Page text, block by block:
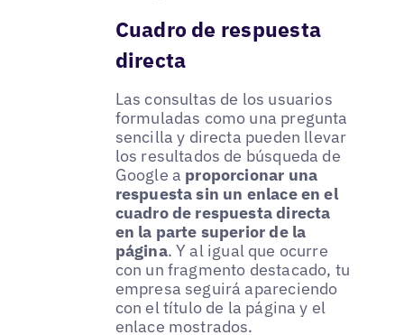
Cuadro de respuesta
directa
Las consultas de los usuarios
formuladas como una pregunta
sencilla y directa pueden llevar
los resultados de búsqueda de
Google a proporcionar una
respuesta sin un enlace en el
cuadro de respuesta directa
en la parte superior de la
página. Y al igual que ocurre
con un fragmento destacado, tu
empresa seguirá apareciendo
con el título de la página y el
enlace mostrados.